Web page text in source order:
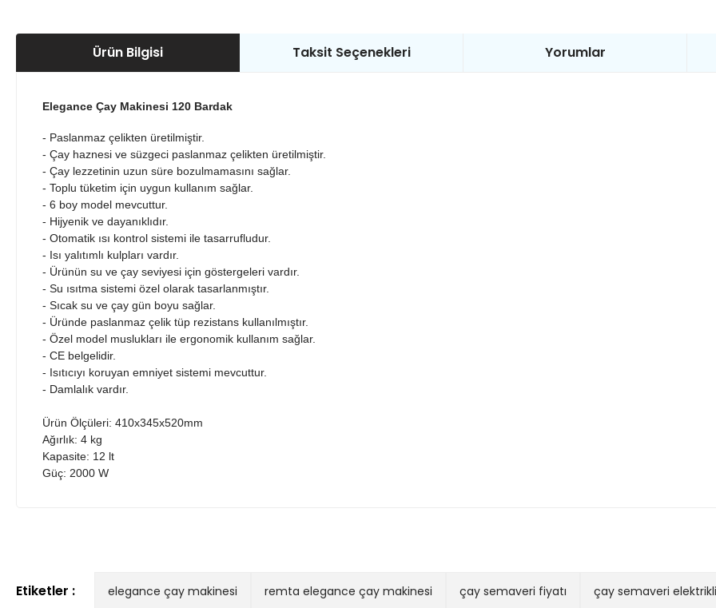
Ürün Bilgisi Taksit Seçenekleri Yorumlar
Elegance Çay Makinesi 120 Bardak
- Paslanmaz çelikten üretilmiştir.
- Çay haznesi ve süzgeci paslanmaz çelikten üretilmiştir.
- Çay lezzetinin uzun süre bozulmamasını sağlar.
- Toplu tüketim için uygun kullanım sağlar.
- 6 boy model mevcuttur.
- Hijyenik ve dayanıklıdır.
- Otomatik ısı kontrol sistemi ile tasarrufludur.
- Isı yalıtımlı kulpları vardır.
- Ürünün su ve çay seviyesi için göstergeleri vardır.
- Su ısıtma sistemi özel olarak tasarlanmıştır.
- Sıcak su ve çay gün boyu sağlar.
- Üründe paslanmaz çelik tüp rezistans kullanılmıştır.
- Özel model muslukları ile ergonomik kullanım sağlar.
- CE belgelidir.
- Isıtıcıyı koruyan emniyet sistemi mevcuttur.
- Damlalık vardır.
Ürün Ölçüleri: 410x345x520mm
Ağırlık: 4 kg
Kapasite: 12 lt
Güç: 2000 W
Ürün resmi kalitesiz, bozuk veya görüntülenemiyor.
Etiketler : elegance çay makinesi remta elegance çay makinesi çay semaveri fiyatı çay semaveri